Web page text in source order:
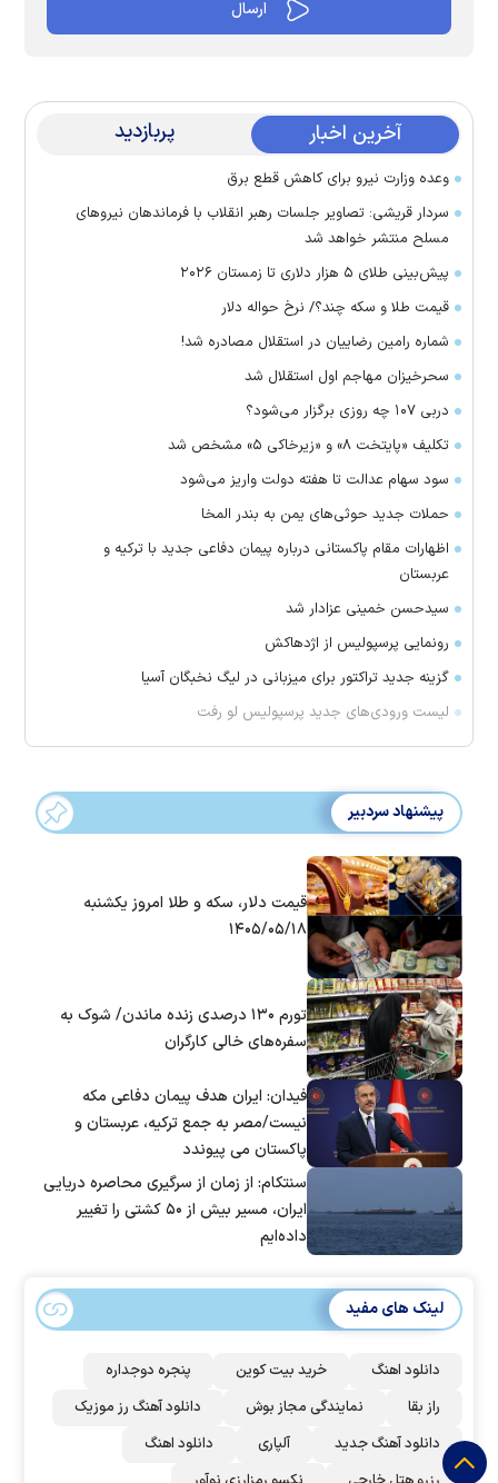
آخرین اخبار پربازدید
وعده وزارت نیرو برای کاهش قطع برق
سردار قریشی: تصاویر جلسات رهبر انقلاب با فرماندهان نیرو‌های
مسلح منتشر خواهد شد
پیش‌بینی طلای ۵ هزار دلاری تا زمستان ۲۰۲۶
قیمت طلا و سکه چند؟/ نرخ حواله دلار
شماره رامین رضاییان در استقلال مصادره شد!
سحرخیزان مهاجم اول استقلال شد
دربی ۱۰۷ چه روزی برگزار می‌شود؟
تکلیف «پایتخت ۸» و «زیرخاکی ۵» مشخص شد
سود سهام عدالت تا هفته دولت واریز می‌شود
حملات جدید حوثی‌های یمن به بندر المخا
اظهارات مقام پاکستانی درباره پیمان دفاعی جدید با ترکیه و
عربستان
سیدحسن خمینی عزادار شد
رونمایی پرسپولیس از اژدهاکش
گزینه جدید تراکتور برای میزبانی در لیگ نخبگان آسیا
لیست ورودی‌های جدید پرسپولیس لو رفت
پیشنهاد سردبیر
قیمت دلار، سکه و طلا امروز یکشنبه
۱۴۰۵/۰۵/۱۸
تورم ۱۳۰ درصدی زنده ماندن/ شوک به
سفره‌های خالی کارگران
فیدان: ایران هدف پیمان دفاعی مکه
نیست/مصر به جمع ترکیه، عربستان و
پاکستان می پیوندد
سنتکام: از زمان از سرگیری محاصره دریایی
ایران، مسیر بیش از ۵۰ کشتی را تغییر
داده‌ایم
لینک های مفید
دانلود اهنگ خرید بیت کوین
پنجره دوجداره
راز بقا
نمایندگی مجاز بوش
دانلود آهنگ رز‌ موزیک
دانلود آهنگ جدید
آلپاری
دانلود اهنگ